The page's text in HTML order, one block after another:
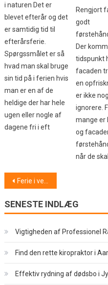
i naturen Det er
blevet efterår og det
er samtidig tid til
efterårsferie.
Spørgssmålet er så
hvad man skal bruge
sin tid på i ferien hvis
man er en af de
heldige der har hele
ugen eller nogle af
dagene fri i eft
Rengjort
godt
Der
tidspunkt
facaden
en
er ikke
ignorere.
mange er
og
når de
Ferie i verden
SENESTE INDLÆG
Vigtigheden af Professionel
Find den rette kiropraktor i
Effektiv rydning af dødsbo i